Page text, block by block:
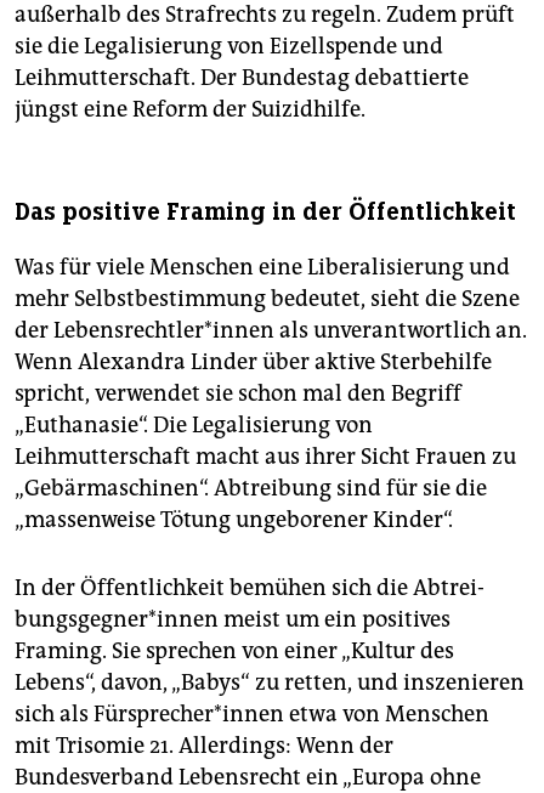
außerhalb des Strafrechts zu regeln. Zudem prüft
sie die Legalisierung von Eizellspende und
Leihmutterschaft. Der Bundestag debattierte
jüngst eine Reform der Suizidhilfe.
Das positive Framing in der Öffentlichkeit
Was für viele Menschen eine Liberalisierung und
mehr Selbstbestimmung bedeutet, sieht die Szene
der Le­bens­recht­le­r*in­nen als unverantwortlich an.
Wenn Alexandra Linder über aktive Sterbehilfe
spricht, verwendet sie schon mal den Begriff
„Euthanasie“. Die Legalisierung von
Leihmutterschaft macht aus ihrer Sicht Frauen zu
„Gebärmaschinen“. Abtreibung sind für sie die
„massenweise Tötung ungeborener Kinder“.
In der Öffentlichkeit bemühen sich die Ab­trei­
bungs­geg­ne­r*in­nen meist um ein positives
Framing. Sie sprechen von einer „Kultur des
Lebens“, davon, „Babys“ zu retten, und inszenieren
sich als Für­spre­che­r*in­nen etwa von Menschen
mit Trisomie 21. Allerdings: Wenn der
Bundesverband Lebensrecht ein „Europa ohne